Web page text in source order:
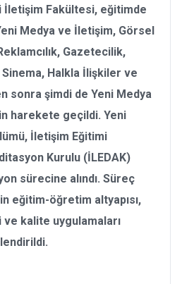
Fakültesi, eğitimde
Medya ve İletişim, Görsel
Gazetecilik,
Halkla İlişkiler ve
sonra şimdi de Yeni Medya
harekete geçildi. Yeni
İletişim Eğitimi
Kurulu (İLEDAK)
sürecine alındı. Süreç
eğitim-öğretim altyapısı,
kalite uygulamaları